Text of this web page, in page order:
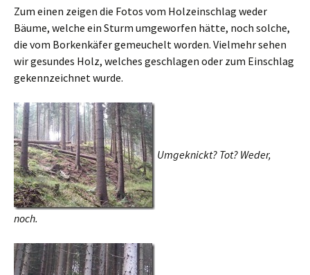
Zum einen zeigen die Fotos vom Holzeinschlag weder
Bäume, welche ein Sturm umgeworfen hätte, noch solche,
die vom Borkenkäfer gemeuchelt worden. Vielmehr sehen
wir gesundes Holz, welches geschlagen oder zum Einschlag
gekennzeichnet wurde.
Umgeknickt? Tot? Weder,
noch.